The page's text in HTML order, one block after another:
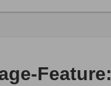
Feature: